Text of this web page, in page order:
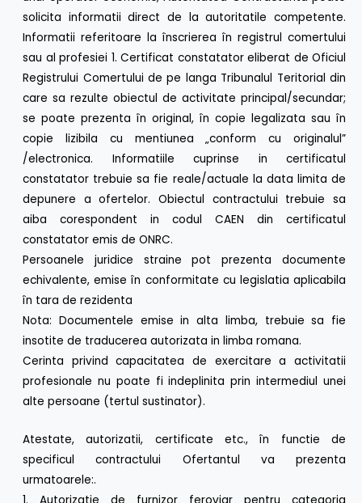
solicita informatii direct de la autoritatile competente.
Informatii referitoare la înscrierea în registrul comertului
sau al profesiei 1. Certificat constatator eliberat de Oficiul
Registrului Comertului de pe langa Tribunalul Teritorial din
care sa rezulte obiectul de activitate principal/secundar;
se poate prezenta în original, în copie legalizata sau în
copie lizibila cu mentiunea „conform cu originalul”
/electronica. Informatiile cuprinse in certificatul
constatator trebuie sa fie reale/actuale la data limita de
depunere a ofertelor. Obiectul contractului trebuie sa
aiba corespondent in codul CAEN din certificatul
constatator emis de ONRC.
Persoanele juridice straine pot prezenta documente
echivalente, emise în conformitate cu legislatia aplicabila
în tara de rezidenta
Nota: Documentele emise in alta limba, trebuie sa fie
insotite de traducerea autorizata in limba romana.
Cerinta privind capacitatea de exercitare a activitatii
profesionale nu poate fi indeplinita prin intermediul unei
alte persoane (tertul sustinator).
Atestate, autorizatii, certificate etc., în functie de
specificul contractului Ofertantul va prezenta
urmatoarele:.